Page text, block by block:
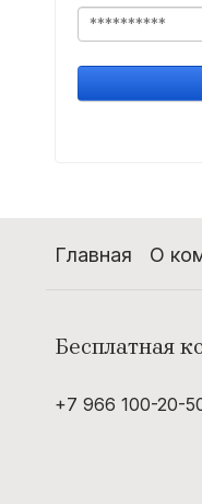
Главная О
Бесплатная
+7 966 100-20-